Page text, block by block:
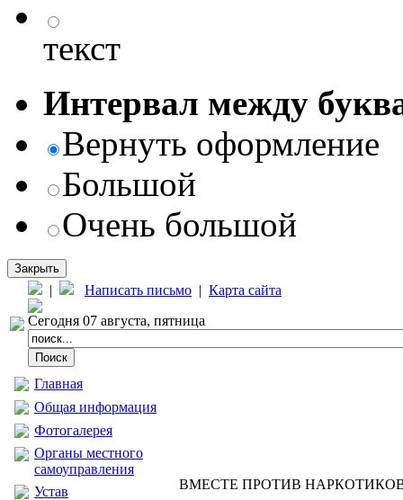
текст
Интервал между
Вернуть оформление
Большой
Очень большой
Закрыть
| Написать письмо | Карта сайта
Сегодня 07 августа, пятница
Главная
Общая информация
Фотогалерея
Органы местного
самоуправления
Устав
ВМЕСТЕ ПРОТИВ